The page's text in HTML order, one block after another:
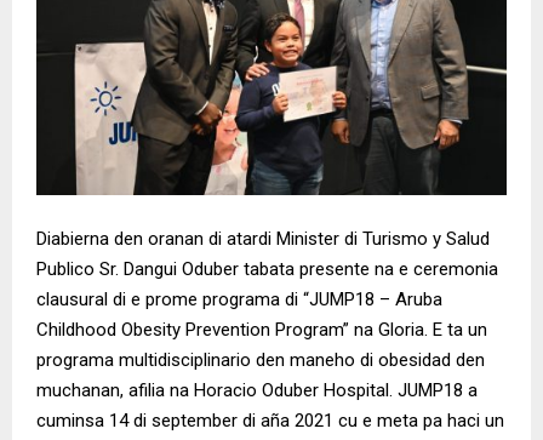
Diabierna den oranan di atardi Minister di Turismo y Salud
Publico Sr. Dangui Oduber tabata presente na e ceremonia
clausural di e prome programa di “JUMP18 – Aruba
Childhood Obesity Prevention Program” na Gloria. E ta un
programa multidisciplinario den maneho di obesidad den
muchanan, afilia na Horacio Oduber Hospital. JUMP18 a
cuminsa 14 di september di aña 2021 cu e meta pa haci un